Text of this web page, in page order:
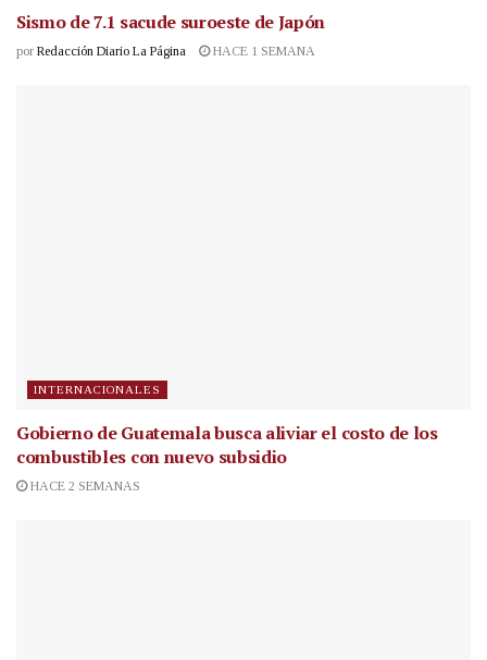
Sismo de 7.1 sacude suroeste de Japón
por Redacción Diario La Página HACE 1 SEMANA
INTERNACIONALES
Gobierno de Guatemala busca aliviar el costo de los
combustibles con nuevo subsidio
HACE 2 SEMANAS